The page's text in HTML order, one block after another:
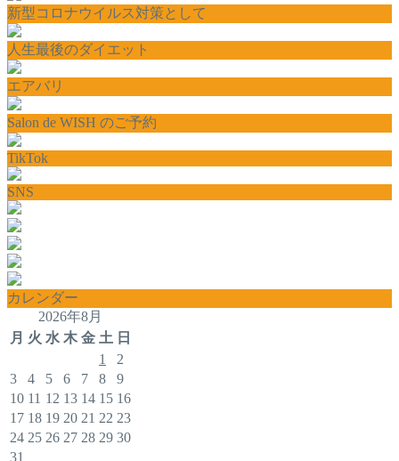
新型コロナウイルス対策として
人生最後のダイエット
エアバリ
Salon de WISH のご予約
TikTok
SNS
カレンダー
2026年8月
月 火 水 木 金 土 日
1
2
3
4 5 6 7 8
9
10 11 12 13 14 15 16
17 18 19 20 21 22 23
24 25 26 27 28 29 30
31